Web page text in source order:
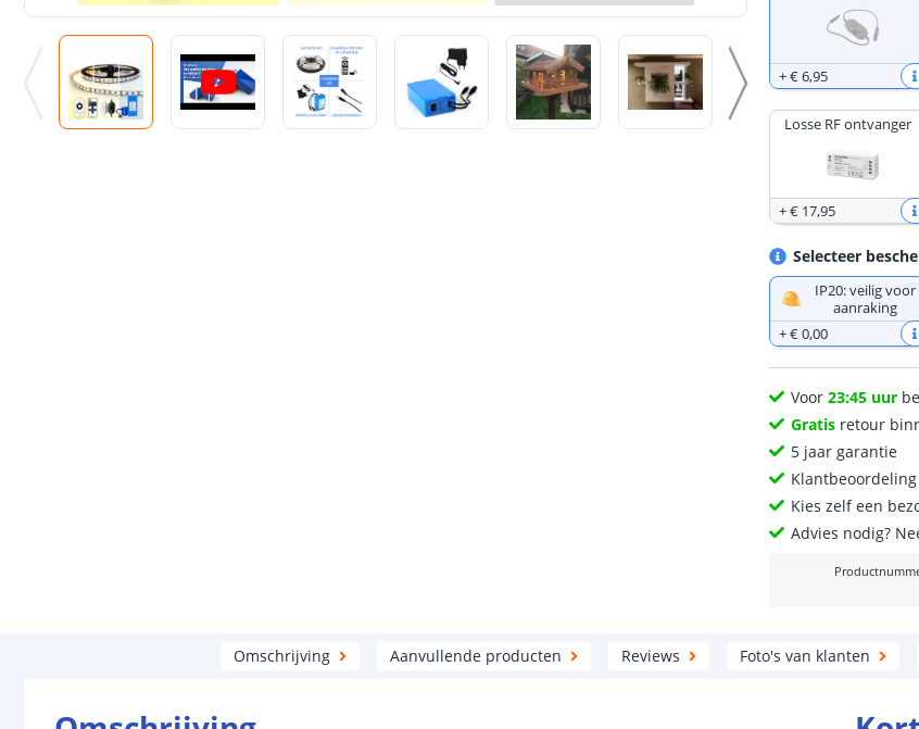
+€ 6,95
Losse RF ontvanger
+€ 17,95
Selecteer
IP20: veilig voor
aanraking
+€ 0,00
Voor23:45 uur
Gratis retour
5 jaar garantie
Kies zelf een
Advies nodig?
Omschrijving Aanvullende producten Reviews Foto's van klanten